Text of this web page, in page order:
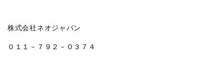
株式会社ネオジャパン
０１１－７９２－０３７４